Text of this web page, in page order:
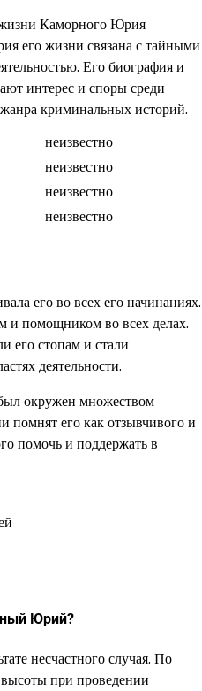
Каморного Юрия
его жизни связана с тайными
Его биография и
интерес и споры среди
криминальных историй.
неизвестно
неизвестно
неизвестно
неизвестно
его во всех его начинаниях.
и помощником во всех делах.
его стопам и стали
деятельности.
окружен множеством
помнят его как отзывчивого и
помочь и поддержать в
Юрий?
несчастного случая. По
при проведении